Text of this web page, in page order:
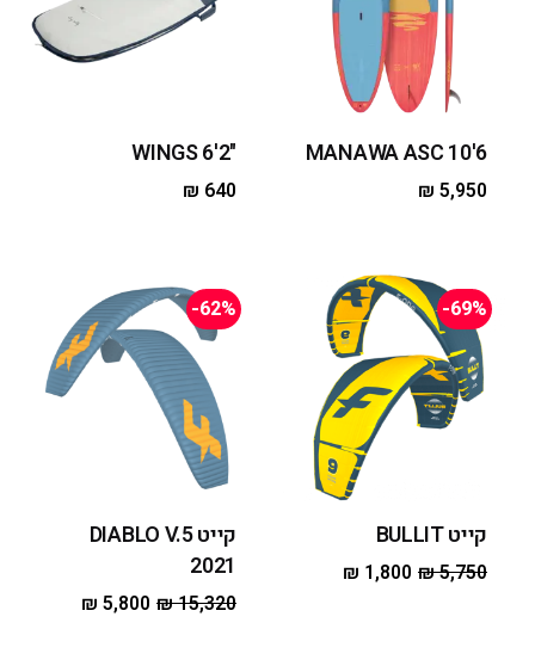
MANAWA ASC 10'6
₪ 5,950
"WINGS 6'2
₪ 640
-69%
קייט BULLIT
₪5,750
₪ 1,800
-62%
קייט DIABLO V.5
2021
₪15,320
₪ 5,800